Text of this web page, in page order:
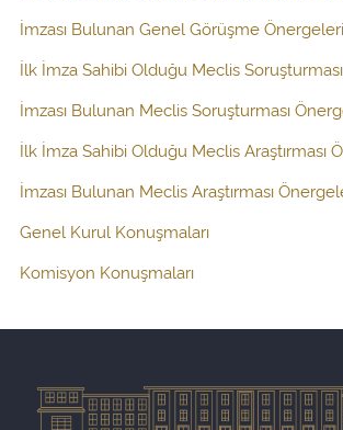
İmzası Bulunan Genel Görüşme Önergeleri
İlk İmza Sahibi Olduğu Meclis
İmzası Bulunan Meclis Soruşturması
İlk İmza Sahibi Olduğu Meclis Araştırması
İmzası Bulunan Meclis Araştırması
Genel Kurul Konuşmaları
Komisyon Konuşmaları